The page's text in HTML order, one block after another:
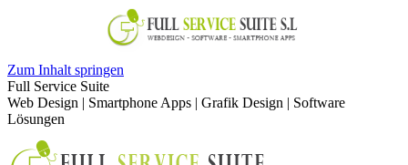
Zum Inhalt springen
Full Service Suite
Web Design | Smartphone Apps | Grafik Design | Software
Lösungen